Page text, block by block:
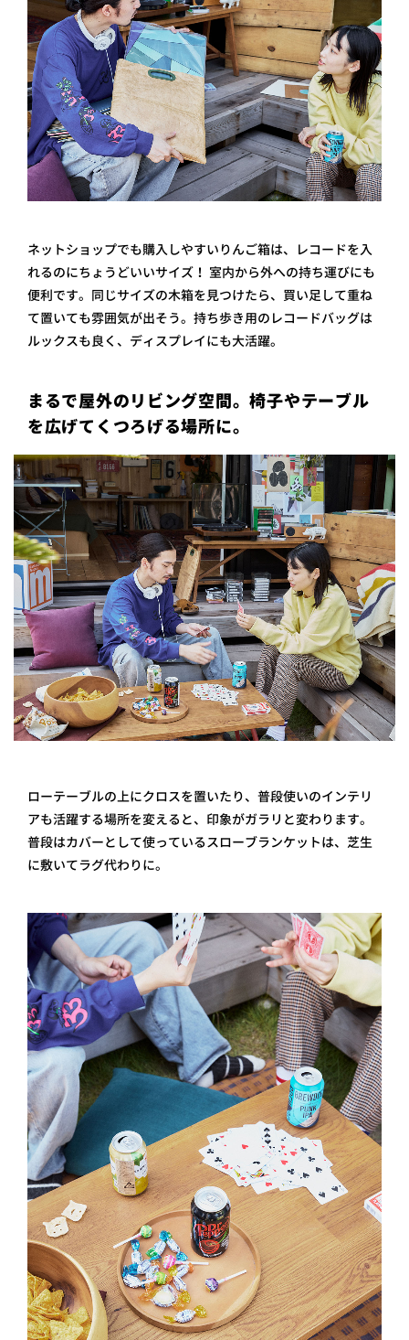
ネットショップでも購入しやすいりんご箱は、レコードを入
れるのにちょうどいいサイズ！ 室内から外への持ち運びにも
便利です。同じサイズの木箱を見つけたら、買い足して重ね
て置いても雰囲気が出そう。持ち歩き用のレコードバッグは
ルックスも良く、ディスプレイにも大活躍。
まるで屋外のリビング空間。椅子やテーブル
を広げてくつろげる場所に。
ローテーブルの上にクロスを置いたり、普段使いのインテリ
アも活躍する場所を変えると、印象がガラリと変わります。
普段はカバーとして使っているスローブランケットは、芝生
に敷いてラグ代わりに。